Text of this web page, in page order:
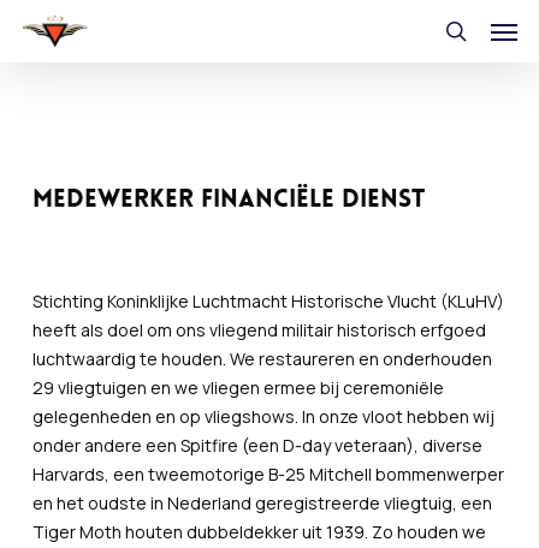
Medewerker financiële dienst
Stichting Koninklijke Luchtmacht Historische Vlucht (KLuHV)
heeft als doel om ons vliegend militair historisch erfgoed
luchtwaardig te houden. We restaureren en onderhouden
29 vliegtuigen en we vliegen ermee bij ceremoniële
gelegenheden en op vliegshows. In onze vloot hebben wij
onder andere een Spitfire (een D-day veteraan), diverse
Harvards, een tweemotorige B-25 Mitchell bommenwerper
en het oudste in Nederland geregistreerde vliegtuig, een
Tiger Moth houten dubbeldekker uit 1939. Zo houden we